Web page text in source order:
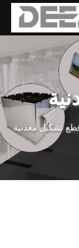
تشكيل معدنية